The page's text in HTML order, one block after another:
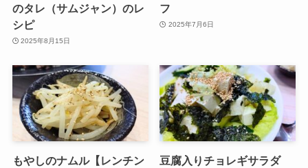
のタレ（サムジャン）のレ
シピ
2025年8月15日
フ
2025年7月6日
もやしのナムル【レンチン
豆腐入りチョレギサラダ